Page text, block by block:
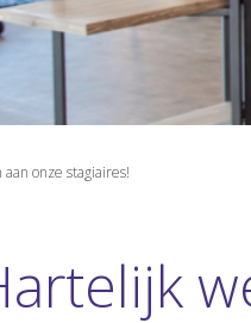
onze stagiaires!